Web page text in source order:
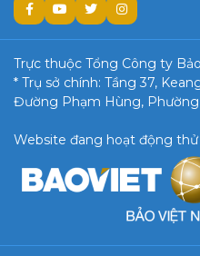
Trực thuộc Tổng Công ty
* Trụ sở chính: Tầng 37,
Đường Phạm Hùng, Phường
Website đang hoạt động